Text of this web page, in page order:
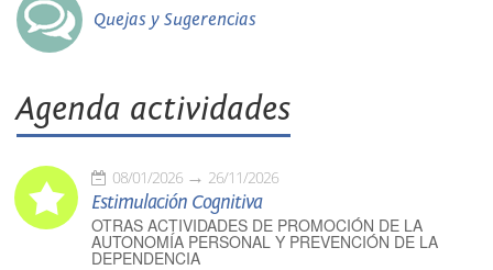
Quejas y Sugerencias
Agenda actividades
08/01/2026 26/11/2026
Estimulación Cognitiva
OTRAS ACTIVIDADES DE PROMOCIÓN DE LA
AUTONOMÍA PERSONAL Y PREVENCIÓN DE LA
DEPENDENCIA